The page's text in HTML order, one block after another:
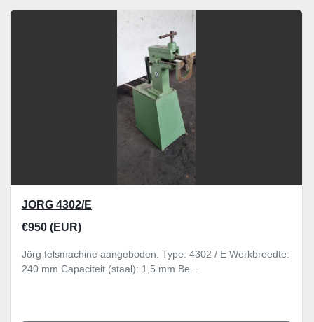
Alle categoriën
Sorteren op
JORG 4302/E
€950 (EUR)
Jörg felsmachine aangeboden. Type: 4302 / E Werkbreedte:
240 mm Capaciteit (staal): 1,5 mm Be...